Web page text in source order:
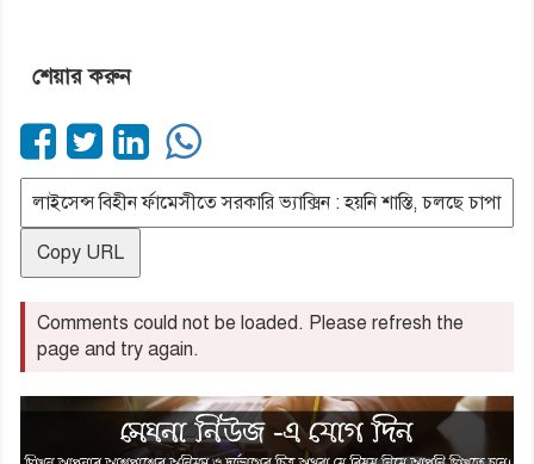
শেয়ার করুন
Copy URL
Comments could not be loaded. Please refresh the
page and try again.